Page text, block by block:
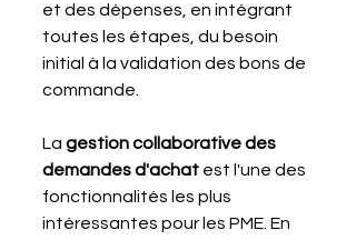
et des dépenses, en intégrant
toutes les étapes, du besoin
initial à la validation des bons de
commande.
La gestion collaborative des
demandes d'achat est l'une des
fonctionnalités les plus
intéressantes pour les PME. En